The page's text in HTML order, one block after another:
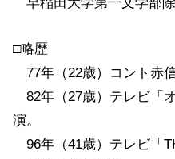
早稲田大学第一文学部
□略歴
77年（22歳）コント赤信
82年（27歳）テレビ「
演。
96年（41歳）テレビ「